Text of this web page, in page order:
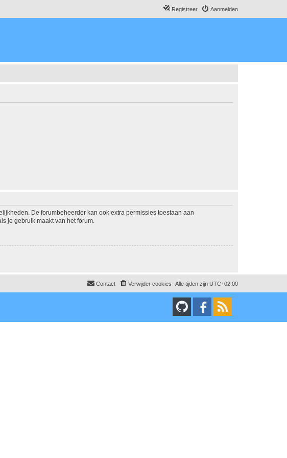
Aanmelden
Registreer
De forumbeheerder kan ook extra permissies toestaan aan
je gebruik maakt van het forum.
Alle tijden zijn UTC+02:00
Verwijder cookies
Contact